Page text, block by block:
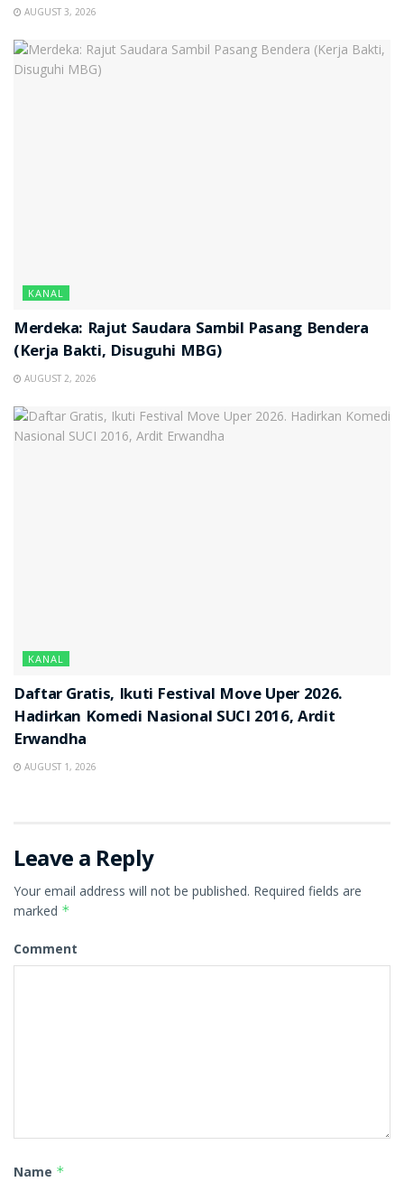
AUGUST 3, 2026
KANAL
Merdeka: Rajut Saudara Sambil Pasang Bendera
(Kerja Bakti, Disuguhi MBG)
AUGUST 2, 2026
KANAL
Daftar Gratis, Ikuti Festival Move Uper 2026.
Hadirkan Komedi Nasional SUCI 2016, Ardit
Erwandha
AUGUST 1, 2026
Leave a Reply
Your email address will not be published. Required fields are
marked *
Comment
Name *